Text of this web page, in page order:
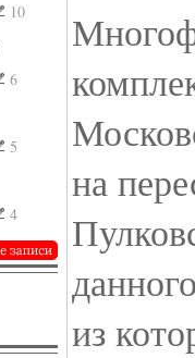
10
6
5
4
на
из